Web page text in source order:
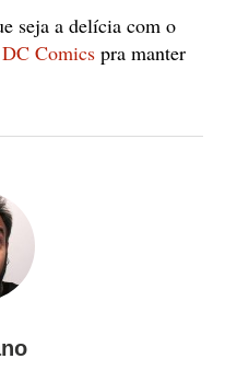
seja a delícia com o
Comics pra manter